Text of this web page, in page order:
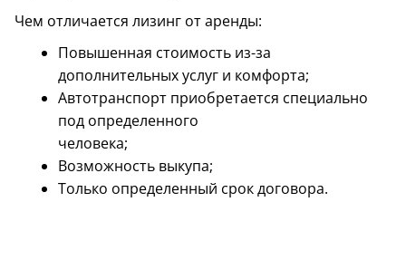
Чем отличается лизинг от аренды:
Повышенная стоимость из-за
дополнительных услуг и комфорта;
Автотранспорт приобретается специально
под определенного
человека;
Возможность выкупа;
Только определенный срок договора.